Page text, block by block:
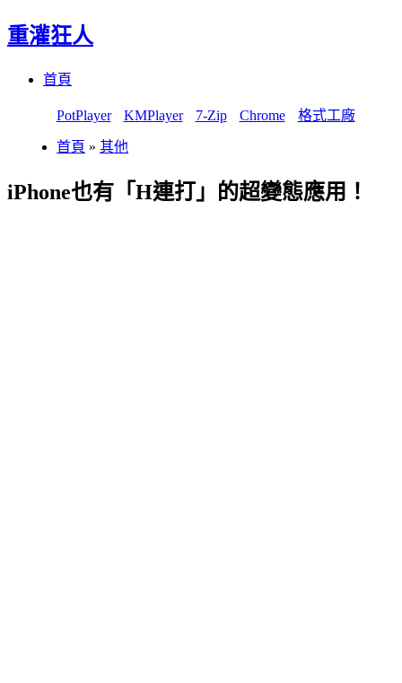
重灌狂人
首頁
PotPlayer KMPlayer 7-Zip Chrome 格式工廠
首頁 » 其他
iPhone也有「H連打」的超變態應用！